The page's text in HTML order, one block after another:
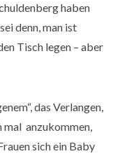
haben
denn, man ist
Tisch legen – aber
das Verlangen,
mal anzukommen,
sich ein Baby